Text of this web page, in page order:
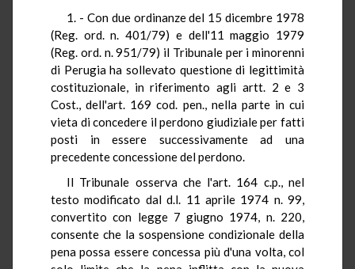
1. - Con due ordinanze del 15 dicembre 1978
(Reg. ord. n. 401/79) e dell'11 maggio 1979
(Reg. ord. n. 951/79) il Tribunale per i minorenni
di Perugia ha sollevato questione di legittimità
costituzionale, in riferimento agli artt. 2 e 3
Cost., dell'art. 169 cod. pen., nella parte in cui
vieta di concedere il perdono giudiziale per fatti
posti in essere successivamente ad una
precedente concessione del perdono.
Il Tribunale osserva che l'art. 164 c.p., nel
testo modificato dal d.l. 11 aprile 1974 n. 99,
convertito con legge 7 giugno 1974, n. 220,
consente che la sospensione condizionale della
pena possa essere concessa più d'una volta, col